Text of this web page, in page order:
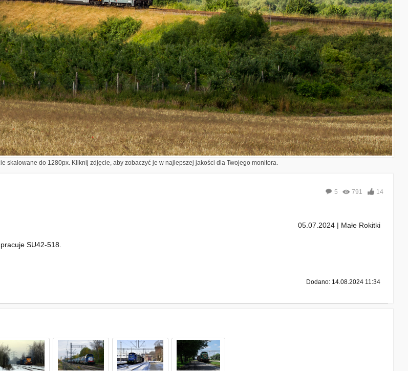
skalowane do 1280px. Kliknij zdjęcie, aby zobaczyć je w najlepszej jakości dla Twojego monitora.
5 791 14
05.07.2024 | Małe Rokitki
SU42-518.
Dodano: 14.08.2024 11:34